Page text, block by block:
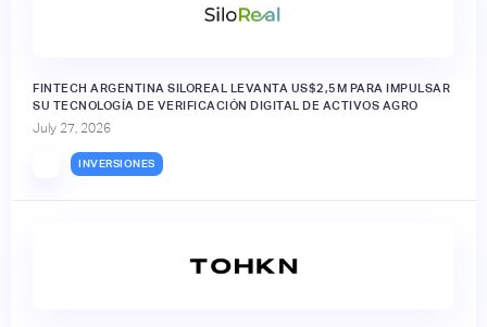
FINTECH ARGENTINA SILOREAL LEVANTA US$2,5M PARA IMPULSAR
SU TECNOLOGÍA DE VERIFICACIÓN DIGITAL DE ACTIVOS AGRO
July 27, 2026
INVERSIONES